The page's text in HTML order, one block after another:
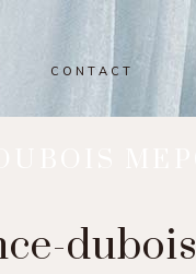
CONTACT
dubois